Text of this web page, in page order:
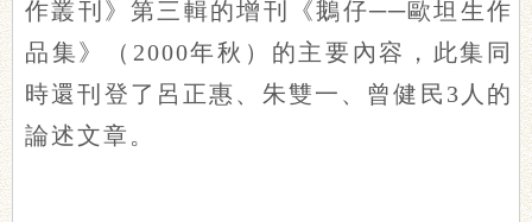
作叢刊》第三輯的增刊《鵝仔──歐坦生作
品集》（2000年秋）的主要內容，此集同
時還刊登了呂正惠、朱雙一、曾健民3人的
論述文章。